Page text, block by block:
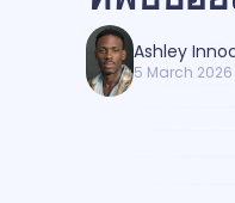
Ashley
5 March 2026